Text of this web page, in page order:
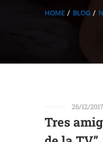
HOME BLOG
26/12/2017
Tres